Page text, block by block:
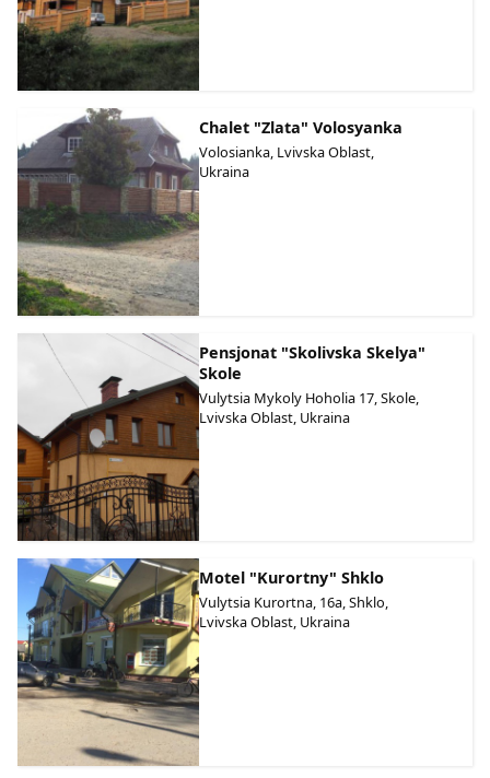
Chalet "Zlata" Volosyanka
Volosianka, Lvivska Oblast,
Ukraina
Pensjonat "Skolivska Skelya"
Skole
Vulytsia Mykoly Hoholia 17, Skole,
Lvivska Oblast, Ukraina
Motel "Kurortny" Shklo
Vulytsia Kurortna, 16a, Shklo,
Lvivska Oblast, Ukraina